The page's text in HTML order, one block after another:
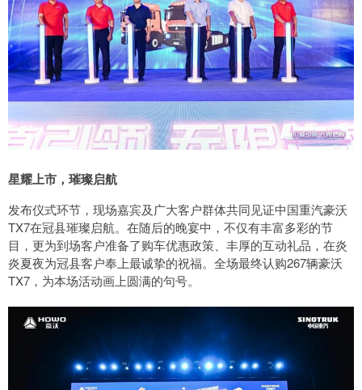
星耀上市，璀璨启航
发布仪式环节，现场嘉宾及广大客户群体共同见证中国重汽豪沃
TX7在冠县璀璨启航。在随后的晚宴中，不仅有丰富多彩的节
目，更为到场客户准备了购车优惠政策、丰厚的互动礼品，在炎
炎夏夜为冠县客户奉上最诚挚的祝福。全场最终认购267辆豪沃
TX7，为本场活动画上圆满的句号。